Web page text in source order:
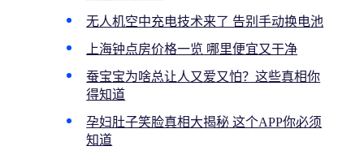
无人机空中充电技术来了 告别手动换电池
上海钟点房价格一览 哪里便宜又干净
蚕宝宝为啥总让人又爱又怕？这些真相你
得知道
孕妇肚子笑脸真相大揭秘 这个APP你必须
知道